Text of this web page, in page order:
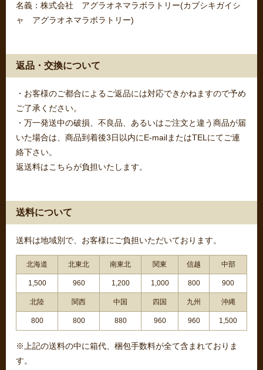
名義：株式会社 アグラオネマラボラトリー(カブシキガイシ
ャ アグラオネマラボラトリー)
返品・交換について
・お客様のご都合によるご返品には対応できかねますので予め
ご了承ください。
・万一発送中の破損、不良品、あるいはご注文と違う商品が届
いた場合は、商品到着後3日以内にE-mailまたはTELにてご連
絡下さい。
返送料はこちらが負担いたします。
送料について
送料は地域別で、お客様にご負担いただいております。
北海道 北東北 南東北 関東 信越 中部
1,500 960 1,200 1,000 800 900
北陸 関西 中国 四国 九州 沖縄
800 800 880 960 960 1,500
※上記の送料の中に箱代、梱包手数料が全て含まれておりま
す。